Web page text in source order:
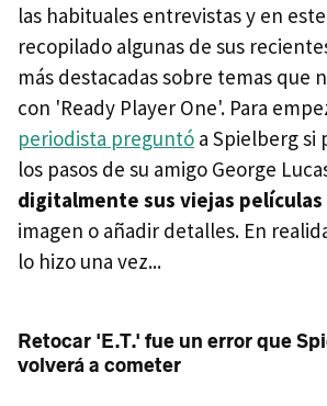
las habituales entrevistas y en
recopilado algunas de sus
más destacadas sobre temas que
con 'Ready Player One'. Para
periodista preguntó a Spielberg si
los pasos de su amigo George
digitalmente sus viejas películas
imagen o añadir detalles. En
lo hizo una vez...
Retocar 'E.T.' fue un error que
volverá a cometer